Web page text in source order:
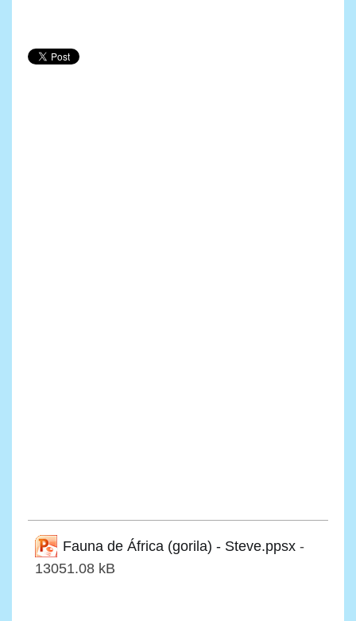
Fauna de África (gorila) - Steve.ppsx -
13051.08 kB